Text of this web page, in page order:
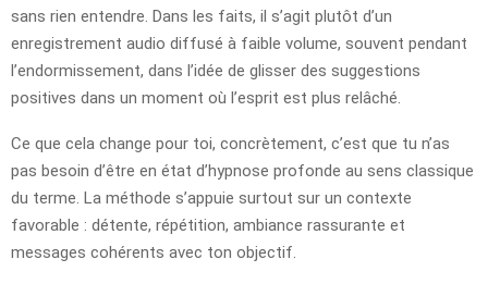
sans rien entendre. Dans les faits, il s’agit plutôt d’un
enregistrement audio diffusé à faible volume, souvent pendant
l’endormissement, dans l’idée de glisser des suggestions
positives dans un moment où l’esprit est plus relâché.
Ce que cela change pour toi, concrètement, c’est que tu n’as
pas besoin d’être en état d’hypnose profonde au sens classique
du terme. La méthode s’appuie surtout sur un contexte
favorable : détente, répétition, ambiance rassurante et
messages cohérents avec ton objectif.